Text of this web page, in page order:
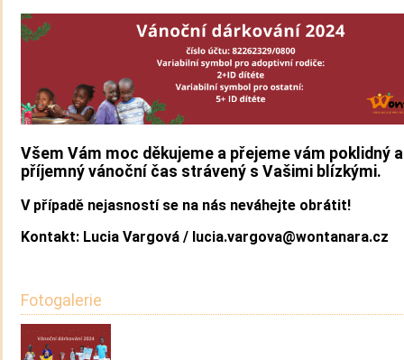
Všem Vám moc děkujeme a přejeme vám poklidný a
příjemný vánoční čas strávený s Vašimi blízkými.
V případě nejasností se na nás neváhejte obrátit!
Kontakt: Lucia Vargová / lucia.vargova@wontanara.cz
Fotogalerie